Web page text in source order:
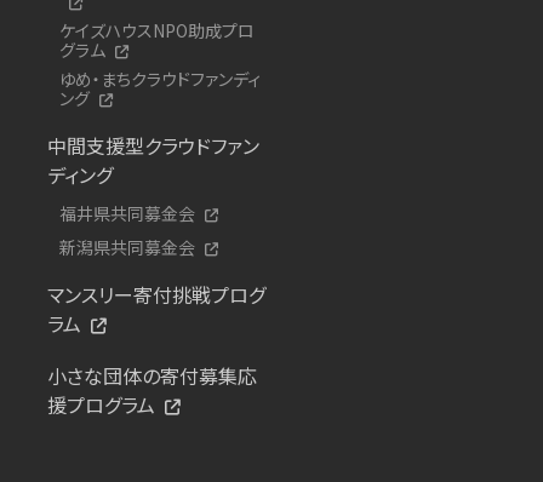
ケイズハウスNPO助成プロ
グラム
ゆめ・まちクラウドファンディ
ング
中間支援型クラウドファン
ディング
福井県共同募金会
新潟県共同募金会
マンスリー寄付挑戦プログ
ラム
小さな団体の寄付募集応
援プログラム